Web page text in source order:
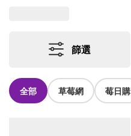
篩選
全部 草莓網 莓日購